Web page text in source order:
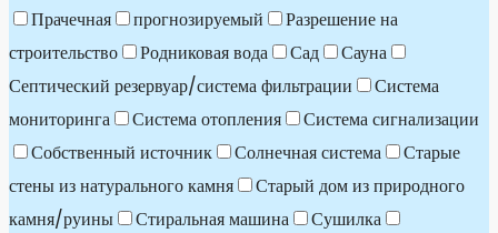
Прачечная
прогнозируемый
Разрешение на
строительство
Родниковая вода Сад
Сауна
Септический резервуар/система фильтрации
Система
мониторинга
Система отопления
Система сигнализации
Собственный источник
Солнечная система
Старые
стены из натурального камня
Старый дом из природного
камня/руины
Стиральная машина
Сушилка